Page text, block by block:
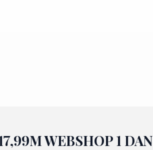
WEBSHOP 1 DAN